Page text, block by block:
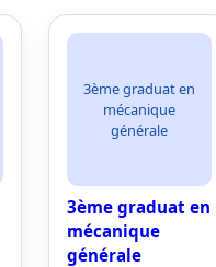
3ème graduat en
mécanique
générale
3ème graduat en
mécanique
générale